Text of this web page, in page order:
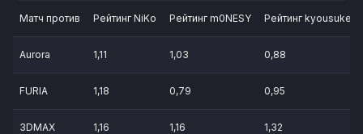
Матч против Рейтинг NiKo Рейтинг m0NESY Рейтинг kyousuke
Aurora 1,11 1,03 0,88
FURIA 1,18 0,79 0,95
3DMAX 1,16 1,16 1,32